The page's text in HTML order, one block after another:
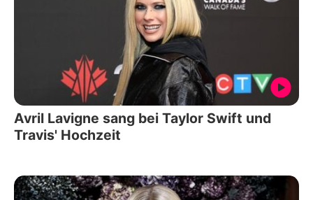
Avril Lavigne sang bei Taylor Swift und
Travis' Hochzeit